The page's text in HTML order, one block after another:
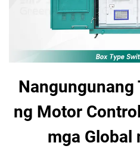
Nangungunang
ng Motor
mga Global